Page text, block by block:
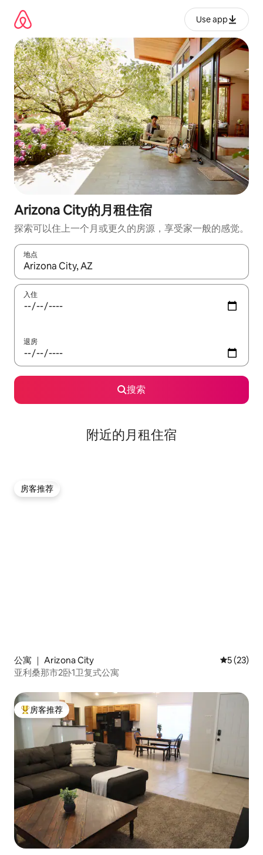
Use app
Arizona City的月租住宿
探索可以住上一个月或更久的房源，享受家一般的感觉。
地点
如有搜索结果，请使用上下方向键查看，或通过点击或滑动手势
入住
退房
搜索
附近的月租住宿
房客推荐
房客推荐
公寓 ｜ Arizona City 平均评分
5 (23)
亚利桑那市2卧1卫复式公寓
热门「房客推荐」
房客推荐